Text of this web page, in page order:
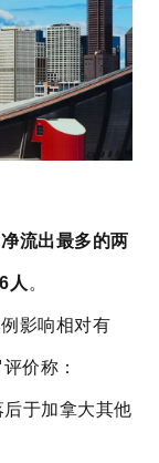
流出最多的两
人。
影响相对有
价称：
于加拿大其他